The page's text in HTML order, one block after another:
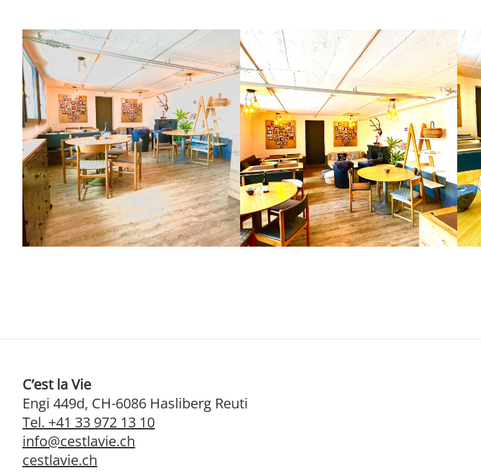
C’est la Vie
Engi 449d, CH-6086 Hasliberg Reuti
Tel. +41 33 972 13 10
info@cestlavie.ch
cestlavie.ch